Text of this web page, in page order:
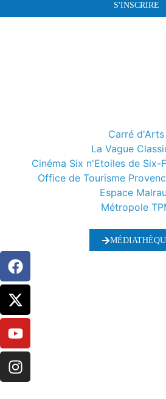
S'INSCRIRE
Carré d'Arts
La Vague
Cinéma Six n'Etoiles de Six-
Office de Tourisme
Espace
Métropole